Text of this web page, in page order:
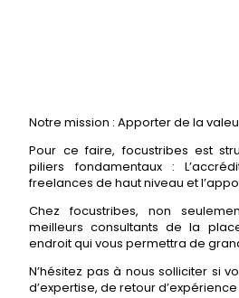
Notre mission : Apporter de la
Pour ce faire, focustribes est
piliers fondamentaux :
freelances de haut niveau et
Chez focustribes, non
meilleurs consultants de la
endroit qui vous permettra de
N’hésitez pas à nous solliciter si
d’expertise, de retour